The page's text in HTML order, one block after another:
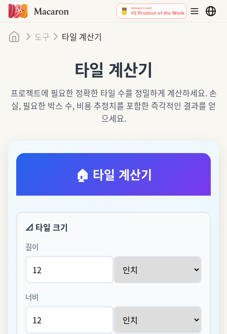
홈 도구 타일 계산기
타일 계산기
프로젝트에 필요한 정확한 타일 수를 정밀하게 계산하세요. 손
실, 필요한 박스 수, 비용 추정치를 포함한 즉각적인 결과를 얻
으세요.
🏠 타일 계산기
📐 타일 크기
길이
너비